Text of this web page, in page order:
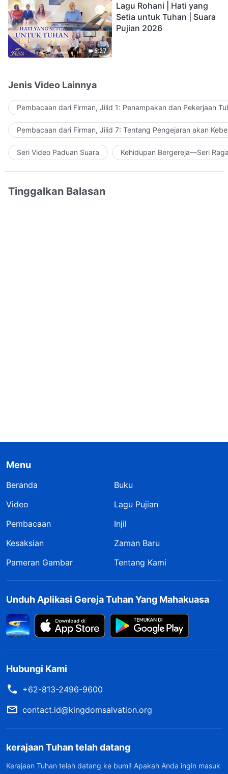
6:27
Lagu Rohani | Hati yang
Setia untuk Tuhan | Suara
Pujian 2026
Jenis Video Lainnya
Pembacaan dari Firman, Jilid 1: Penampakan dan Pekerjaan
Pembacaan dari Firman, Jilid 7: Tentang Pengejaran akan
Seri Video Paduan Suara Kehidupan Bergereja—Seri
Tinggalkan Balasan
Menu
Beranda
Buku
Video
Lagu Pujian
Pembacaan
Injil
Kesaksian
Zaman Baru
Pameran Gambar
Tentang Kami
Unduh Aplikasi Gereja Tuhan Yang Mahakuasa
Hubungi Kami
+62-813-2496-9600
contact.id@kingdomsalvation.org
kerajaan Tuhan telah datang
Kerajaan Tuhan telah datang ke bumi! Apakah Anda ingin masuk